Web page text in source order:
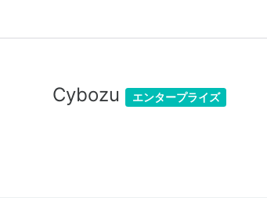
Cybozu エンタープライズ